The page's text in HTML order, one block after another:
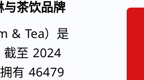
茶饮品牌
& Tea）是
截至 2024
有 46479